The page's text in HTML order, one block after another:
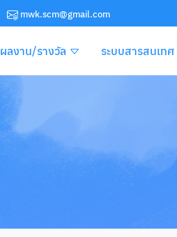
mwk.scm@gmail.com
ผลงาน/รางวัล ระบบสารสนเทศ